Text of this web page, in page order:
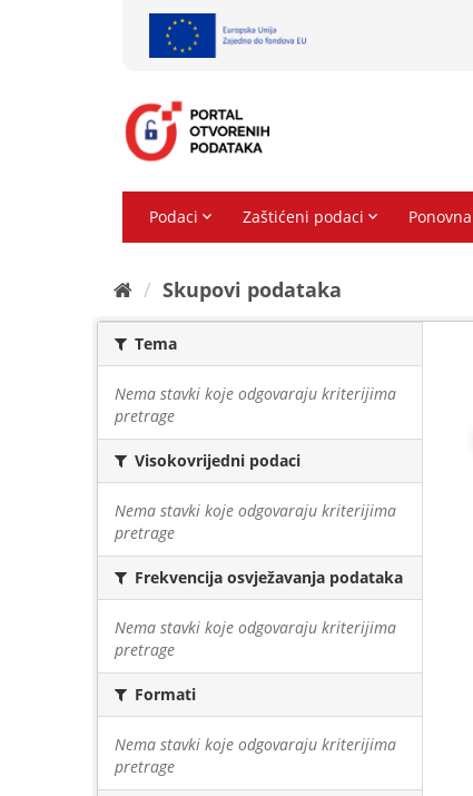
Skupovi podаtаkа
Tema
Nema stavki koje odgovaraju kriterijima
pretrage
Visokovrijedni podaci
Nema stavki koje odgovaraju kriterijima
pretrage
Frekvencija osvježavanja podataka
Nema stavki koje odgovaraju kriterijima
pretrage
Formati
Nema stavki koje odgovaraju kriterijima
pretrage